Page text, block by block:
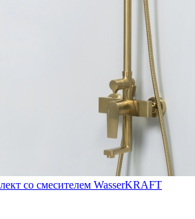
со смесителем WasserKRAFT